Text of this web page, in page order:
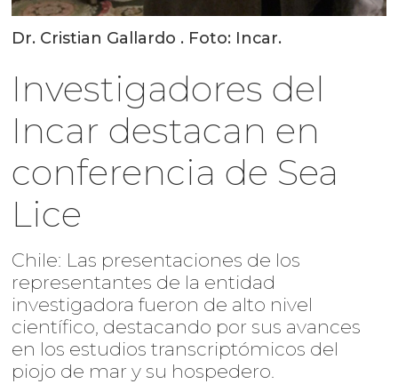
Dr. Cristian Gallardo . Foto: Incar.
Investigadores del
Incar destacan en
conferencia de Sea
Lice
Chile: Las presentaciones de los
representantes de la entidad
investigadora fueron de alto nivel
científico, destacando por sus avances
en los estudios transcriptómicos del
piojo de mar y su hospedero.